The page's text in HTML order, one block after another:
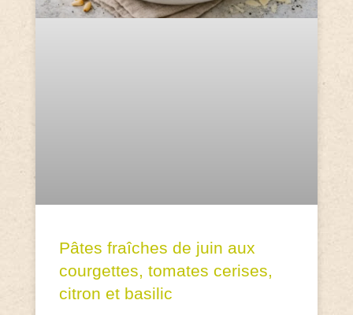
Pâtes fraîches de juin aux
courgettes, tomates cerises,
citron et basilic